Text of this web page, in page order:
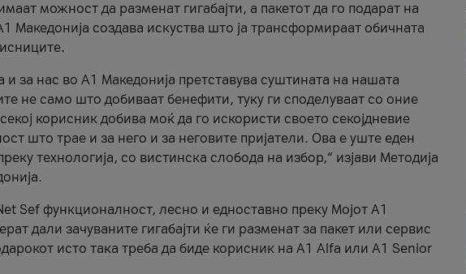
можност да разменат гигабајти, а пакетот да го подарат на
Македонија создава искуства што ја трансформираат обичната
за нас во А1 Македонија претставува суштината на нашата
не само што добиваат бенефити, туку ги споделуваат со оние
корисник добива моќ да го искористи своето секојдневие
што трае и за него и за неговите пријатели. Ова е уште еден
технологија, со вистинска слобода на избор,“ изјави Методија
Sef функционалност, лесно и едноставно преку Мојот А1
дали зачуваните гигабајти ќе ги разменат за пакет или сервис
исто така треба да биде корисник на А1 Alfa или A1 Senior